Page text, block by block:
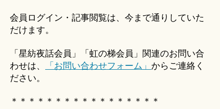
会員ログイン・記事閲覧は、今まで通りしていた
だけます。
「星紡夜話会員」「虹の梯会員」関連のお問い合
わせは、
「お問い合わせフォーム」 からご連絡く
ださい。
＊＊＊＊＊＊＊＊＊＊＊＊＊＊＊＊＊